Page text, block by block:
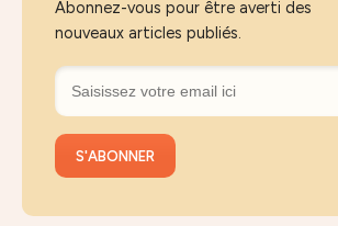
Abonnez-vous pour être averti des
nouveaux articles publiés.